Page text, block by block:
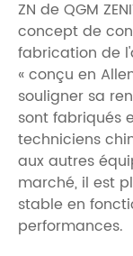
ZN de QGM
concept de
fabrication de
« conçu en
souligner sa
sont fabriqués
techniciens
aux autres
marché, il est
stable en
performances.